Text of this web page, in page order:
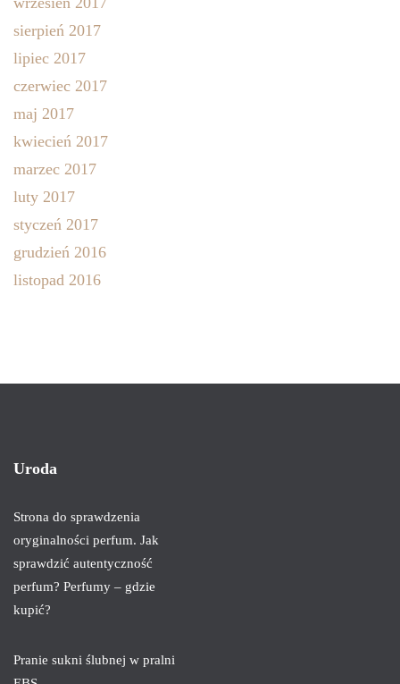
sierpień 2017
lipiec 2017
czerwiec 2017
maj 2017
kwiecień 2017
marzec 2017
luty 2017
styczeń 2017
grudzień 2016
listopad 2016
Uroda
Strona do sprawdzenia
oryginalności perfum. Jak
sprawdzić autentyczność
perfum? Perfumy – gdzie
kupić?
Pranie sukni ślubnej w pralni